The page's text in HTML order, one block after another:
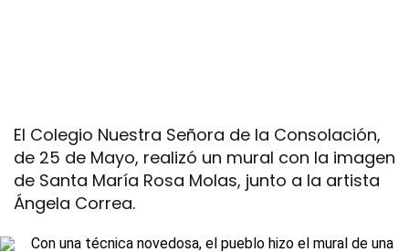
El Colegio Nuestra Señora de la Consolación,
de 25 de Mayo, realizó un mural con la imagen
de Santa María Rosa Molas, junto a la artista
Ángela Correa.